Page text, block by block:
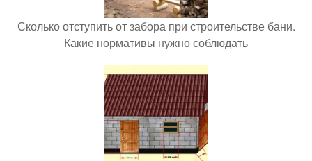
Сколько отступить от забора при строительстве бани.
Какие нормативы нужно соблюдать